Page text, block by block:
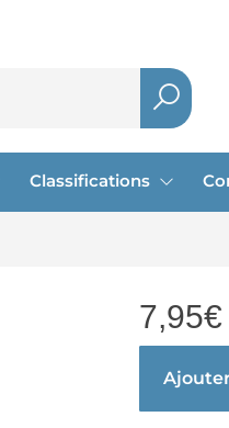
Classifications
7,95€